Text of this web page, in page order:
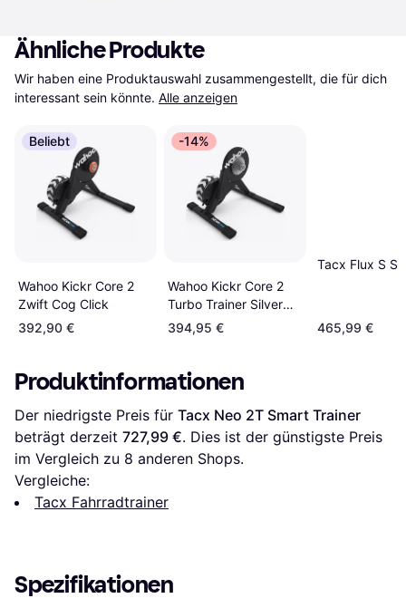
Ähnliche Produkte
Wir haben eine Produktauswahl zusammengestellt, die für dich
interessant sein könnte. Alle anzeigen
Beliebt
Wahoo Kickr Core 2
Zwift Cog Click
392,90 €
-14%
Wahoo Kickr Core 2
Turbo Trainer Silver
Cassette
394,95 €
Tacx Flux S
465,99 €
Produktinformationen
Der niedrigste Preis für Tacx Neo 2T Smart Trainer
beträgt derzeit 727,99 €. Dies ist der günstigste Preis
im Vergleich zu 8 anderen Shops.
Vergleiche:
Tacx Fahrradtrainer
Spezifikationen